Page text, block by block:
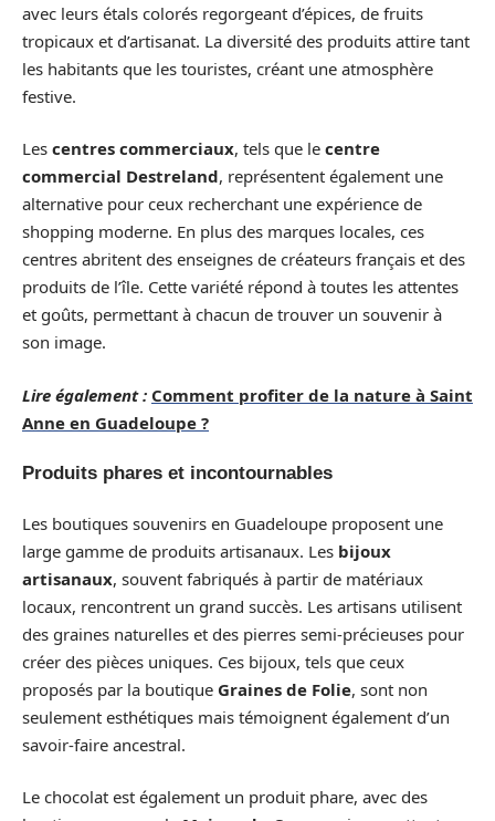
avec leurs étals colorés regorgeant d’épices, de fruits
tropicaux et d’artisanat. La diversité des produits attire tant
les habitants que les touristes, créant une atmosphère
festive.
Les centres commerciaux, tels que le centre
commercial Destreland, représentent également une
alternative pour ceux recherchant une expérience de
shopping moderne. En plus des marques locales, ces
centres abritent des enseignes de créateurs français et des
produits de l’île. Cette variété répond à toutes les attentes
et goûts, permettant à chacun de trouver un souvenir à
son image.
Lire également : Comment profiter de la nature à Saint
Anne en Guadeloupe ?
Produits phares et incontournables
Les boutiques souvenirs en Guadeloupe proposent une
large gamme de produits artisanaux. Les bijoux
artisanaux, souvent fabriqués à partir de matériaux
locaux, rencontrent un grand succès. Les artisans utilisent
des graines naturelles et des pierres semi-précieuses pour
créer des pièces uniques. Ces bijoux, tels que ceux
proposés par la boutique Graines de Folie, sont non
seulement esthétiques mais témoignent également d’un
savoir-faire ancestral.
Le chocolat est également un produit phare, avec des